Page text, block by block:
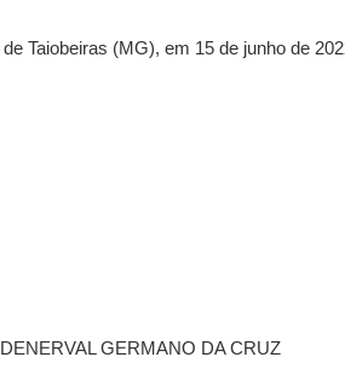
de Taiobeiras (MG), em 15 de junho de
DENERVAL GERMANO DA CRUZ